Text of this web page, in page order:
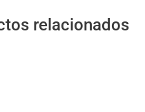
relacionados